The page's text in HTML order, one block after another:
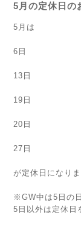
5月の定休日の
5月は
6日
13日
19日
20日
27日
が定休日になりま
※GW中は5日の
5日以外は定休日